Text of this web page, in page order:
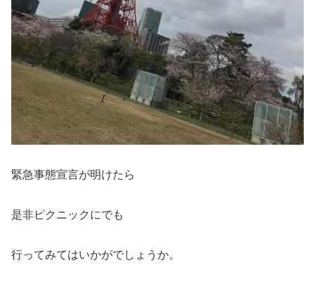
緊急事態宣言が明けたら
是非ピクニックにでも
行ってみてはいかがでしょうか。